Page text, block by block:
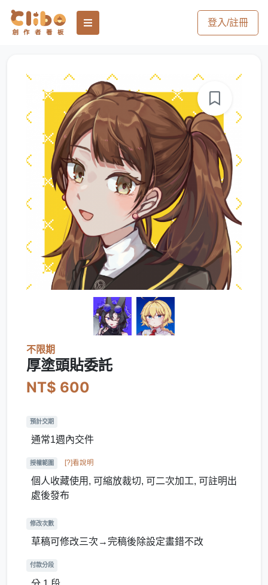
登入/註冊
不限期
厚塗頭貼委託
NT$ 600
預計交期
通常1週內交件
授權範圍 [?]看說明
個人收藏使用, 可縮放裁切, 可二次加工, 可註明出
處後發布
修改次數
草稿可修改三次→完稿後除設定畫錯不改
付款分段